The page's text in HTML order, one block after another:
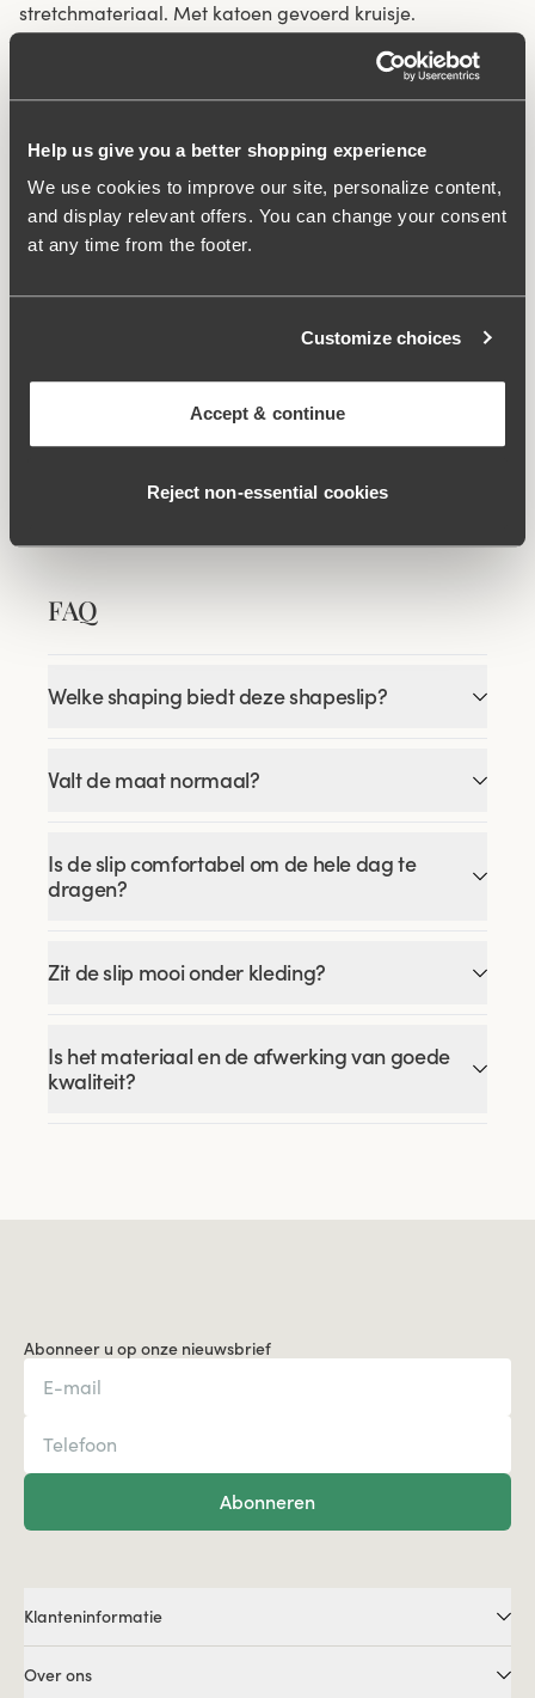
Help us give you a better shopping experience
We use cookies to improve our site, personalize content,
and display relevant offers. You can change your consent
at any time from the footer.
Customize choices
Accept & continue
Reject non‑essential cookies
stretchmateriaal. Met katoen gevoerd kruisje.
Comfortabele elastische band in de taille.
Materiaal: 82% polyamide, 18% elastan
Wasinstructies: Fijne was 40°C
Gerelateerde producten
Jacquard & Lace bh
Confident bh
€44.99
€49.99
FAQ
Welke shaping biedt deze shapeslip?
Valt de maat normaal?
Is de slip comfortabel om de hele dag te
dragen?
Zit de slip mooi onder kleding?
Is het materiaal en de afwerking van goede
kwaliteit?
Abonneer u op onze nieuwsbrief
Abonneren
Klanteninformatie
Over ons